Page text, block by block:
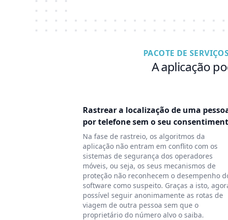
PACOTE DE
A aplicação
Rastrear a localização de uma
por telefone sem o seu
Na fase de rastreio, os algoritmos da
aplicação não entram em conflito com os
sistemas de segurança dos operadores
móveis, ou seja, os seus mecanismos de
proteção não reconhecem o desempenho
software como suspeito. Graças a isto,
possível seguir anonimamente as rotas de
viagem de outra pessoa sem que o
proprietário do número alvo o saiba.